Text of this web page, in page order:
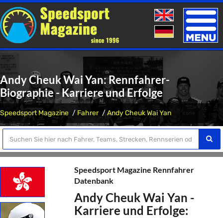
Toggle
Andy Cheuk Wai Yan: Rennfahrer-
Biographie - Karriere und Erfolge
Speedsport Magazine Fahrer Andy Cheuk Wai Yan
Speedsport Magazine Rennfahrer
Datenbank
Andy Cheuk Wai Yan -
Karriere und Erfolge: